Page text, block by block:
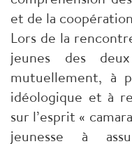
et de la
Lors de la
jeunes des
mutuellement, à
idéologique et à
sur l’esprit «
jeunesse à